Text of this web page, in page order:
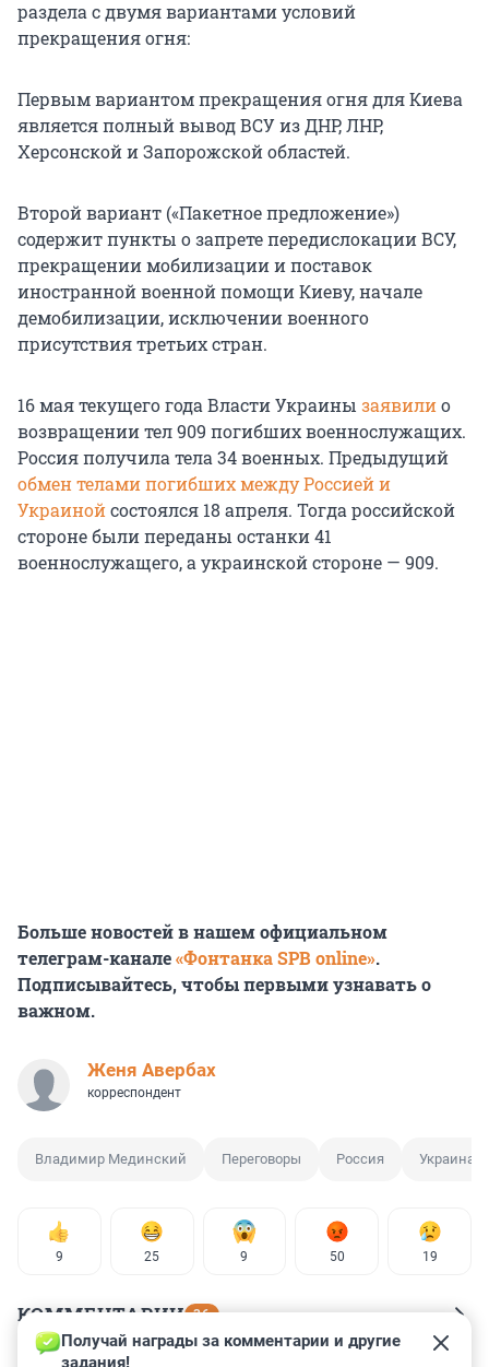
раздела с двумя вариантами условий
прекращения огня:
Первым вариантом прекращения огня для Киева
является полный вывод ВСУ из ДНР, ЛНР,
Херсонской и Запорожской областей.
Второй вариант («Пакетное предложение»)
содержит пункты о запрете передислокации ВСУ,
прекращении мобилизации и поставок
иностранной военной помощи Киеву, начале
демобилизации, исключении военного
присутствия третьих стран.
16 мая текущего года Власти Украины заявилио
возвращении тел 909 погибших военнослужащих.
Россия получила тела 34 военных. Предыдущий
обмен телами погибших между Россией и
Украинойсостоялся 18 апреля. Тогда российской
стороне были переданы останки 41
военнослужащего, а украинской стороне — 909.
Больше новостей в нашем официальном
телеграм-канале«Фонтанка SPB online».
Подписывайтесь, чтобы первыми узнавать о
важном.
Женя Авербах
корреспондент
Владимир Мединский Переговоры Россия Украина
9 25 9 50 19
КОММЕНТАРИИ 36
Получай награды за комментарии и другие
задания!